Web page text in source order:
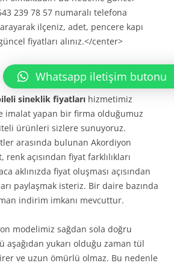
239 78 57 numaralı telefona
ilçeniz, adet, pencere kapı
fiyatları alınız.</center>
sineklik fiyatları hizmetimiz
imalat yapan bir firma olduğumuz
ürünleri sizlere sunuyoruz.
arasında bulunan Akordiyon
açısından fiyat farklılıkları
aklınızda fiyat oluşması açısından
paylaşmak isteriz. Bir daire bazında
indirim imkanı mevcuttur.
modelimiz sağdan sola doğru
aşağıdan yukarı olduğu zaman tül
ve uzun ömürlü olmaz. Bu nedenle
Whatsapp iletişim butonu